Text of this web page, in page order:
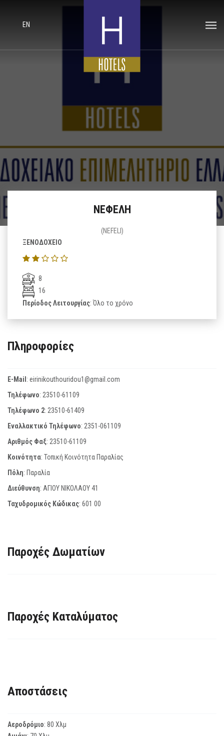
EN
ΝΕΦΕΛΗ
(NEFELI)
ΞΕΝΟΔΟΧΕΙΟ
8
16
Περίοδος Λειτουργίας: Όλο το χρόνο
Πληροφορίες
E-Mail: eirinikouthouridou1@gmail.com
Τηλέφωνο: 23510-61109
Τηλέφωνο 2: 23510-61409
Εναλλακτικό Τηλέφωνο: 2351-061109
Αριθμός Φαξ: 23510-61109
Κοινότητα: Τοπική Κοινότητα Παραλίας
Πόλη: Παραλία
Διεύθυνση: ΑΓΙΟΥ ΝΙΚΟΛΑΟΥ 41
Ταχυδρομικός Κώδικας: 601 00
Παροχές Δωματίων
Παροχές Καταλύματος
Αποστάσεις
Αεροδρόμιο: 80 Χλμ